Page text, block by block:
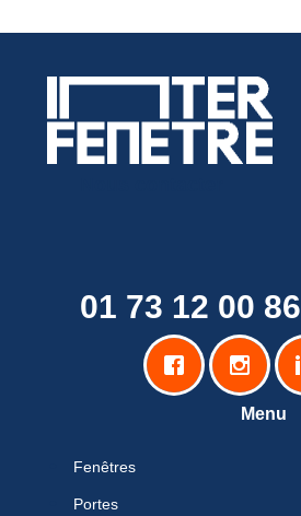
01 73 12 00 86
Menu
Fenêtres
Portes